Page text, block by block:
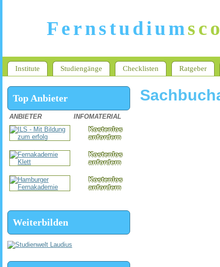
Fernstudium
Institute Studiengänge Checklisten Ratgeber
Top Anbieter
ANBIETER INFOMATERIAL
Kostenlos
anfordern
Kostenlos
anfordern
Kostenlos
anfordern
Weiterbilden